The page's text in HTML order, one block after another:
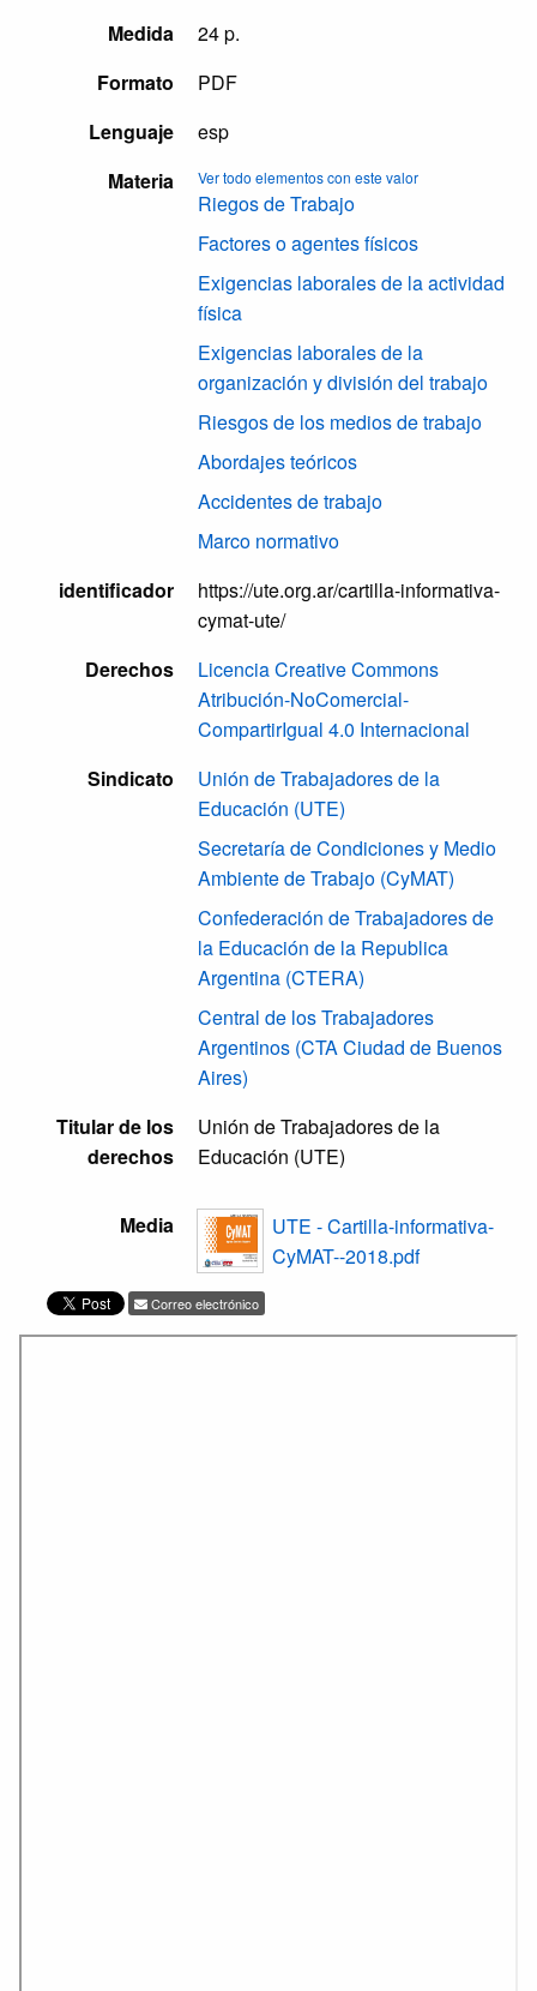
Medida
24 p.
Formato
PDF
Lenguaje
esp
Materia
Ver todo elementos con este valor
Riegos de Trabajo
Factores o agentes físicos
Exigencias laborales de la actividad
física
Exigencias laborales de la
organización y división del trabajo
Riesgos de los medios de trabajo
Abordajes teóricos
Accidentes de trabajo
Marco normativo
identificador
https://ute.org.ar/cartilla-informativa-
cymat-ute/
Derechos
Licencia Creative Commons
Atribución-NoComercial-
CompartirIgual 4.0 Internacional
Sindicato
Unión de Trabajadores de la
Educación (UTE)
Secretaría de Condiciones y Medio
Ambiente de Trabajo (CyMAT)
Confederación de Trabajadores de
la Educación de la Republica
Argentina (CTERA)
Central de los Trabajadores
Argentinos (CTA Ciudad de Buenos
Aires)
Titular de los
derechos
Unión de Trabajadores de la
Educación (UTE)
Media
UTE - Cartilla-informativa-
CyMAT--2018.pdf
Correo electrónico